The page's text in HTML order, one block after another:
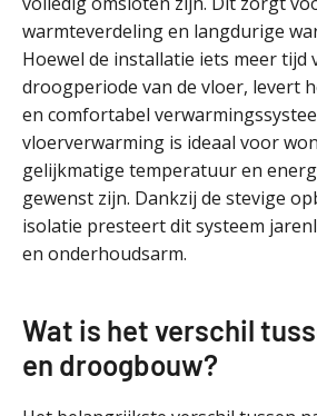
warmteverdeling en langdurige
Hoewel de installatie iets meer tijd
droogperiode van de vloer, levert
en comfortabel
vloerverwarming is ideaal voor
gelijkmatige temperatuur en
gewenst zijn. Dankzij de stevige
isolatie presteert dit systeem
en onderhoudsarm.
Wat is het verschil
en droogbouw?